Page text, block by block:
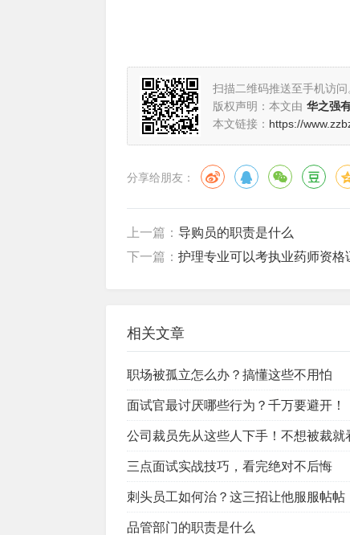
扫描二维码推送至手机访问
版权声明：本文由 华之强
本文链接： https://
分享给朋友：
上一篇： 导购员的职责是什么
下一篇： 护理专业可以考执业药师资格
相关文章
职场被孤立怎么办？搞懂这些不用怕
面试官最讨厌哪些行为？千万要避开！
公司裁员先从这些人下手！不想被裁就
三点面试实战技巧，看完绝对不后悔
刺头员工如何治？这三招让他服服帖帖
品管部门的职责是什么